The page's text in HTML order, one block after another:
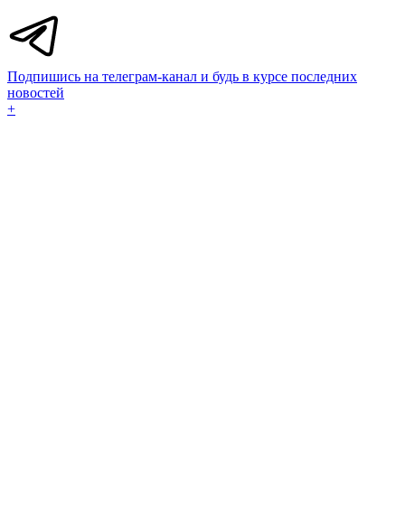
Подпишись на телеграм-канал и будь в курсе последних
новостей
+